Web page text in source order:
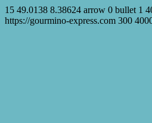
15 49.0138 8.38624 arrow 0 bullet 1
https://gourmino-express.com 300